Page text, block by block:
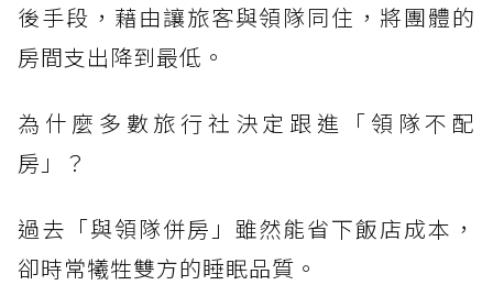
後手段，藉由讓旅客與領隊同住，將團體的
房間支出降到最低。
為什麼多數旅行社決定跟進「領隊不配
房」？
過去「與領隊併房」雖然能省下飯店成本，
卻時常犧牲雙方的睡眠品質。